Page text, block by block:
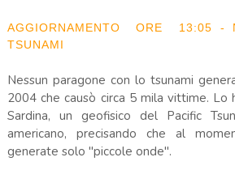
AGGIORNAMENTO ORE 13:05 -
TSUNAMI
Nessun paragone con lo tsunami
2004 che causò circa 5 mila vittime.
Sardina, un geofisico del Pacific
americano, precisando che al
generate solo ''piccole onde''.